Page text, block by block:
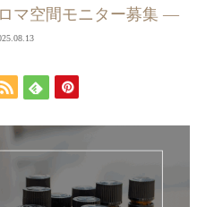
マ空間モニター募集 —